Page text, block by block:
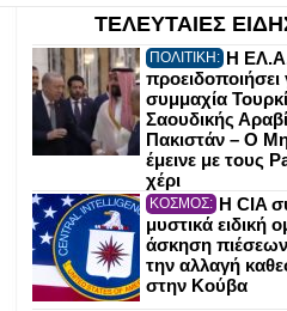
ΤΕΛΕΥΤΑΙΕΣ
ΠΟΛΙΤΙΚΗ: Η
προειδοποιήσει
συμμαχία
Σαουδικής
Πακιστάν – Ο
έμεινε με τους
χέρι
ΚΟΣΜΟΣ: Η CIA
μυστικά ειδική
άσκηση
την αλλαγή
στην Κούβα